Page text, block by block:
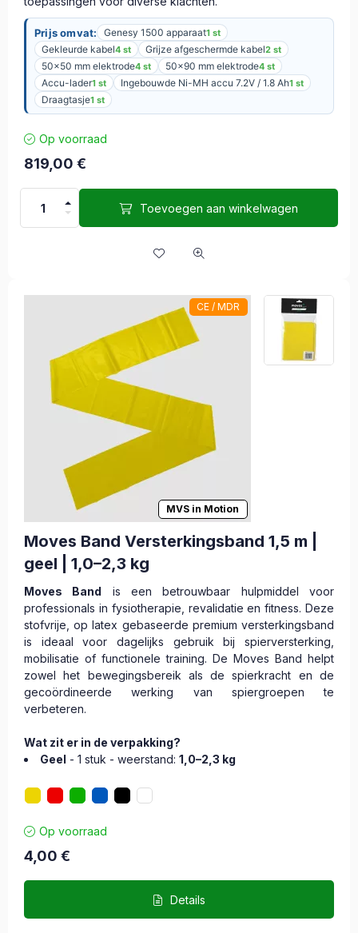
Prijs omvat: Genesy 1500 apparaat1 st
Gekleurde kabel4 st Grijze afgeschermde kabel2 st
50×50 mm elektrode4 st 50×90 mm elektrode4 st
Accu-lader1 st Ingebouwde Ni-MH accu 7.2V / 1.8 Ah1 st
Draagtasje1 st
Op voorraad
819,00 €
Toevoegen aan winkelwagen
CE / MDR
MVS in Motion
Moves Band Versterkingsband 1,5 m |
geel | 1,0–2,3 kg
Moves Band is een betrouwbaar hulpmiddel voor
professionals in fysiotherapie, revalidatie en fitness. Deze
stofvrije, op latex gebaseerde premium versterkingsband
is ideaal voor dagelijks gebruik bij spierversterking,
mobilisatie of functionele training. De Moves Band helpt
zowel het bewegingsbereik als de spierkracht en de
gecoördineerde werking van spiergroepen te
verbeteren.
Wat zit er in de verpakking?
Geel - 1 stuk - weerstand: 1,0–2,3 kg
Op voorraad
4,00 €
Details